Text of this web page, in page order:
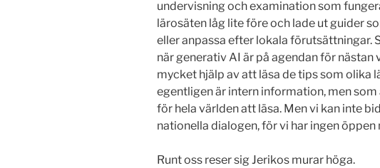
undervisning och examination som
lärosäten låg lite före och lade ut guider
eller anpassa efter lokala förutsättningar.
när generativ AI är på agendan för nästan
mycket hjälp av att läsa de tips som olika
egentligen är intern information, men
för hela världen att läsa. Men vi kan inte
nationella dialogen, för vi har ingen öppen
Runt oss reser sig Jerikos murar höga.